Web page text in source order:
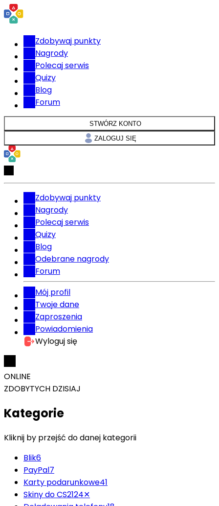
Zdobywaj punkty
Nagrody
Polecaj serwis
Quizy
Blog
Forum
STWÓRZ KONTO
ZALOGUJ SIĘ
Zdobywaj punkty
Nagrody
Polecaj serwis
Quizy
Blog
Odebrane nagrody
Forum
Mój profil
Twoje dane
Zaproszenia
Powiadomienia
Wyloguj się
ONLINE
ZDOBYTYCH DZISIAJ
Kategorie
Kliknij by przejść do danej kategorii
Blik6
PayPal7
Karty podarunkowe41
Skiny do CS2124✕